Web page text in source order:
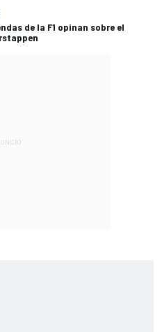
de la F1 opinan sobre el